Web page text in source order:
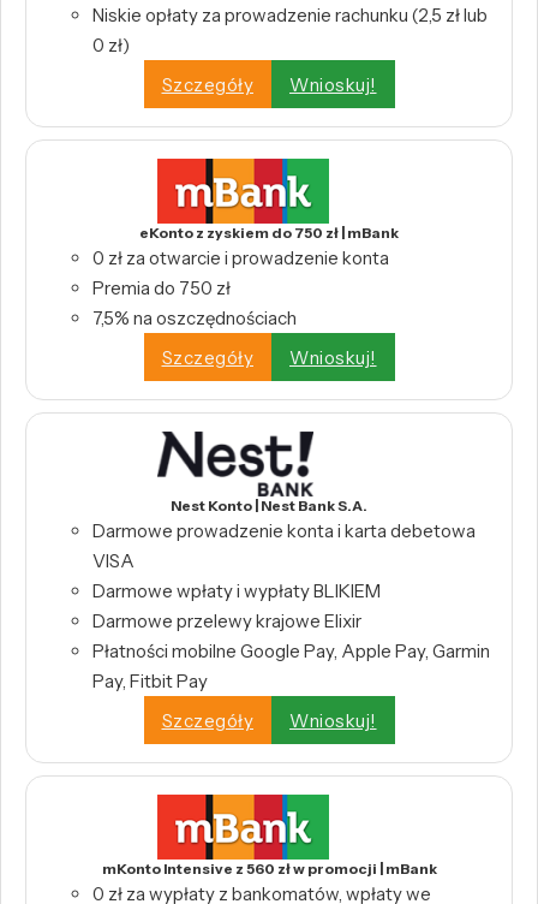
Niskie opłaty za prowadzenie rachunku (2,5 zł lub
0 zł)
Szczegóły
Wnioskuj!
eKonto z zyskiem do 750 zł | mBank
0 zł za otwarcie i prowadzenie konta
Premia do 750 zł
7,5% na oszczędnościach
Szczegóły
Wnioskuj!
Nest Konto | Nest Bank S.A.
Darmowe prowadzenie konta i karta debetowa
VISA
Darmowe wpłaty i wypłaty BLIKIEM
Darmowe przelewy krajowe Elixir
Płatności mobilne Google Pay, Apple Pay, Garmin
Pay, Fitbit Pay
Szczegóły
Wnioskuj!
mKonto Intensive z 560 zł w promocji | mBank
0 zł za wypłaty z bankomatów, wpłaty we